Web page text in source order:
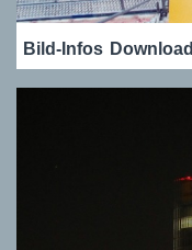
Bild-Infos Download